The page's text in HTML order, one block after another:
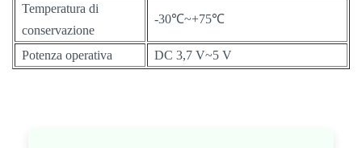
Temperatura di
conservazione
-30℃~+75℃
Potenza operativa DC 3,7 V~5 V